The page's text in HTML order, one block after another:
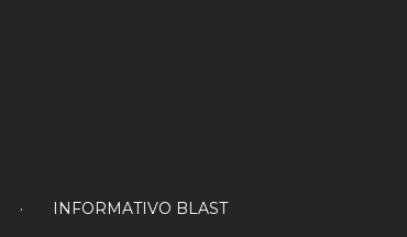
INFORMATIVO BLAST